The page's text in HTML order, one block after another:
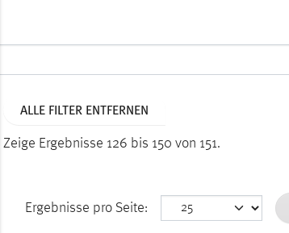
ALLE FILTER ENTFERNEN
Zeige Ergebnisse 126 bis 150 von 151.
Ergebnisse pro Seite: